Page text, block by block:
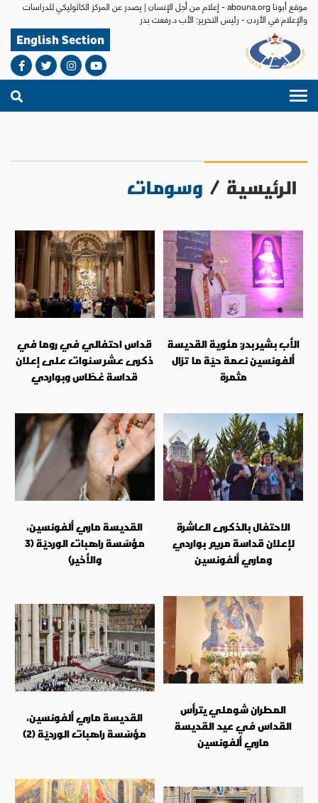
موقع أبونا abouna.org - إعلام من أجل الإنسان | يصدر عن المركز الكاثوليكي للدراسات
والإعلام في الأردن - رئيس التحرير: الأب د.رفعت بدر
English Section
الرئيسية / وسومات
الأب بشير بدر: مئوية القديسة
ألفونسين نعمة حيّة ما تزال
مثمرة
قداس احتفالي في روما في
ذكرى عشر سنوات على إعلان
قداسة غطّاس وبواردي
الاحتفال بالذكرى العاشرة
لإعلان قداسة مريم بواردي
وماري ألفونسين
القديسة ماري ألفونسين،
مؤسّسة راهبات الورديّة (3
والأخير)
المطران شوملي يترأس
القداس في عيد القديسة
ماري ألفونسين
القديسة ماري ألفونسين،
مؤسّسة راهبات الورديّة (2)